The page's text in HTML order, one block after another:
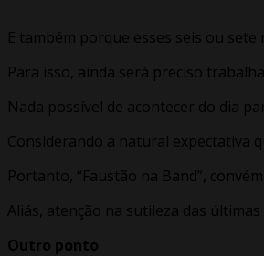
E também porque esses seis ou
Para isso, ainda será preciso
Nada possível de acontecer do dia
Considerando a natural expectativa
Portanto, “Faustão na Band”,
Aliás, atenção na sutileza das
Outro ponto